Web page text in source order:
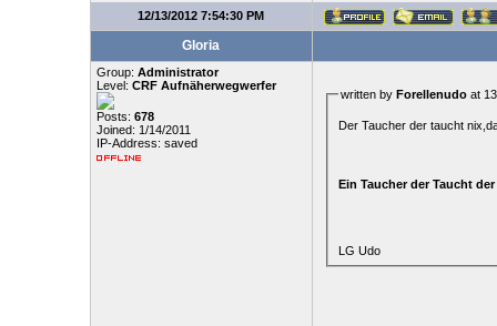
12/13/2012 7:54:30 PM
Gloria
Group: Administrator
Level: CRF Aufnäherwegwerfer
Posts: 678
Joined: 1/14/2011
IP-Address: saved
written by Forellenudoat
Der Taucher der taucht
Ein Taucher der Taucht
LG Udo